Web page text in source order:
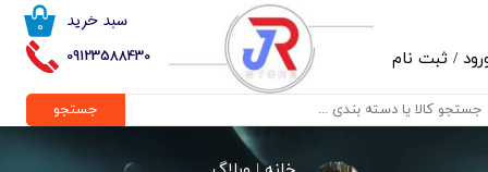
09123588430
۰ سبد خرید
/ ثبت نام
حساب کاربری من
تغییر گذر واژه
جستجو